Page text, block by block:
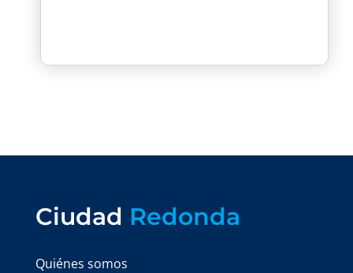
Ciudad Redonda
Quiénes somos